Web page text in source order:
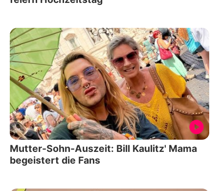
Mutter-Sohn-Auszeit: Bill Kaulitz' Mama
begeistert die Fans